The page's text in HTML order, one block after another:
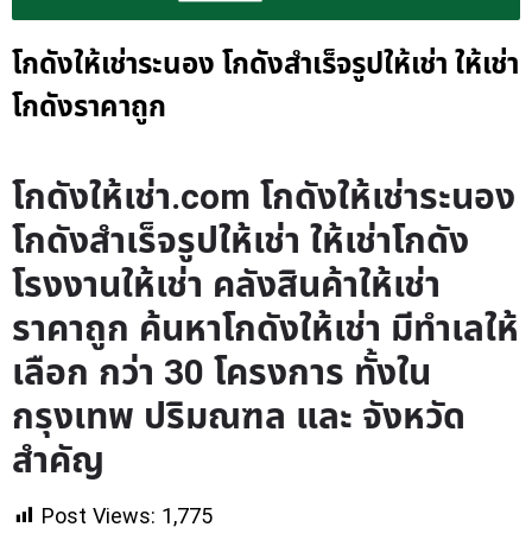
โกดังให้เช่าระนอง โกดังสำเร็จรูปให้เช่า ให้เช่า
โกดังราคาถูก
โกดังให้เช่า.com โกดังให้เช่าระนอง
โกดังสำเร็จรูปให้เช่า ให้เช่าโกดัง
โรงงานให้เช่า คลังสินค้าให้เช่า
ราคาถูก ค้นหาโกดังให้เช่า มีทำเลให้
เลือก กว่า 30 โครงการ ทั้งใน
กรุงเทพ ปริมณฑล และ จังหวัด
สำคัญ
Post Views: 1,775